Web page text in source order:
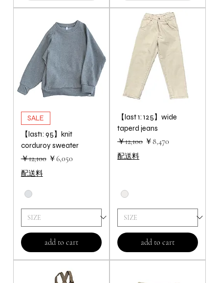
SALE
【last1: 95】knit
corduroy sweater
通常価格
￥12,100 セール価格
￥6,050
配送料
add to cart
【last 1: 125】wide
taperd jeans
通常価格
￥12,100 セール価格
￥8,470
配送料
add to cart